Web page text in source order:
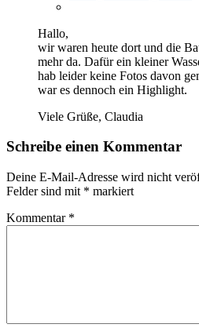
Hallo,
wir waren heute dort und die
mehr da. Dafür ein kleiner
hab leider keine Fotos davon
war es dennoch ein Highlight.
Viele Grüße, Claudia
Schreibe einen Kommentar
Deine E-Mail-Adresse wird nicht
Felder sind mit * markiert
Kommentar *